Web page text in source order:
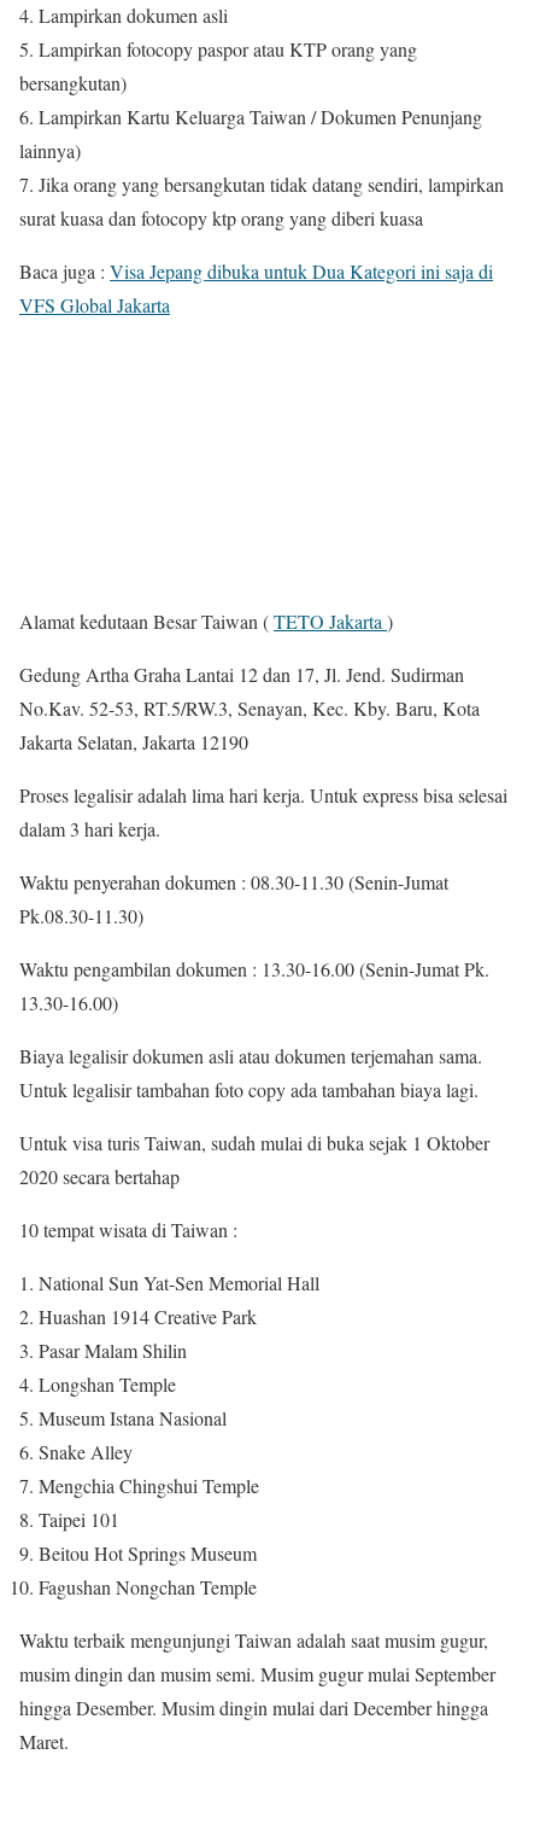
4. Lampirkan dokumen asli
5. Lampirkan fotocopy paspor atau KTP orang yang
bersangkutan)
6. Lampirkan Kartu Keluarga Taiwan / Dokumen Penunjang
lainnya)
7. Jika orang yang bersangkutan tidak datang sendiri, lampirkan
surat kuasa dan fotocopy ktp orang yang diberi kuasa
Baca juga : Visa Jepang dibuka untuk Dua Kategori ini saja di
VFS Global Jakarta
Alamat kedutaan Besar Taiwan (TETO Jakarta)
Gedung Artha Graha Lantai 12 dan 17, Jl. Jend. Sudirman
No.Kav. 52-53, RT.5/RW.3, Senayan, Kec. Kby. Baru, Kota
Jakarta Selatan, Jakarta 12190
Proses legalisir adalah lima hari kerja. Untuk express bisa selesai
dalam 3 hari kerja.
Waktu penyerahan dokumen : 08.30-11.30 (Senin-Jumat
Pk.08.30-11.30)
Waktu pengambilan dokumen : 13.30-16.00 (Senin-Jumat Pk.
13.30-16.00)
Biaya legalisir dokumen asli atau dokumen terjemahan sama.
Untuk legalisir tambahan foto copy ada tambahan biaya lagi.
Untuk visa turis Taiwan, sudah mulai di buka sejak 1 Oktober
2020 secara bertahap
10 tempat wisata di Taiwan :
National Sun Yat-Sen Memorial Hall
Huashan 1914 Creative Park
Pasar Malam Shilin
Longshan Temple
Museum Istana Nasional
Snake Alley
Mengchia Chingshui Temple
Taipei 101
Beitou Hot Springs Museum
Fagushan Nongchan Temple
Waktu terbaik mengunjungi Taiwan adalah saat musim gugur,
musim dingin dan musim semi. Musim gugur mulai September
hingga Desember. Musim dingin mulai dari December hingga
Maret.